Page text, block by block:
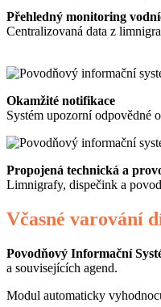
Přehledný monitoring
Centralizovaná data z
Okamžité notifikace
Systém upozorní odpovědné
Propojená technická a
Limnigrafy, dispečink a
Včasné varování
Povodňový Informační
a souvisejících agend.
Modul automaticky